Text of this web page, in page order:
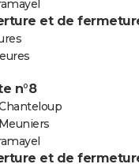
et de
n°8
et de